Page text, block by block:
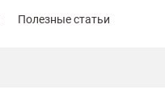
Полезные статьи